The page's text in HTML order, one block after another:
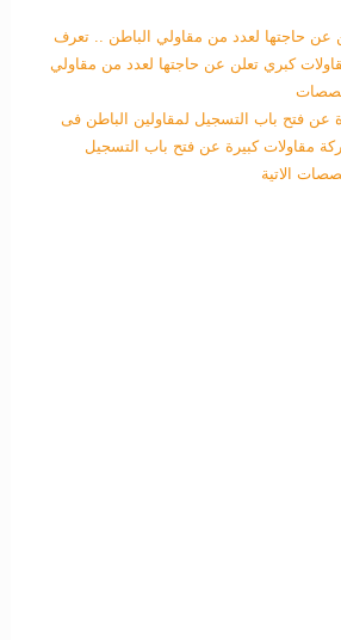
عن حاجتها لعدد من مقاولي الباطن .. تعرف
كبري تعلن عن حاجتها لعدد من مقاولي
عن فتح باب التسجيل لمقاولين الباطن فى
مقاولات كبيرة عن فتح باب التسجيل
الاتية